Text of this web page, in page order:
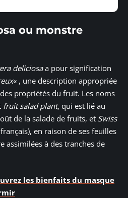
ou monstre
deliciosaa pour signification
« , une description appropriée
propriétés du fruit. Les noms
fruit salad plant, qui est lié au
de la salade de fruits, et Swiss
en raison de ses feuilles
assimilées à des tranches de
les bienfaits du masque